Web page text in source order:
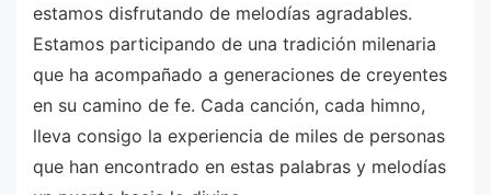
estamos disfrutando de melodías agradables.
Estamos participando de una tradición milenaria
que ha acompañado a generaciones de creyentes
en su camino de fe. Cada canción, cada himno,
lleva consigo la experiencia de miles de personas
que han encontrado en estas palabras y melodías